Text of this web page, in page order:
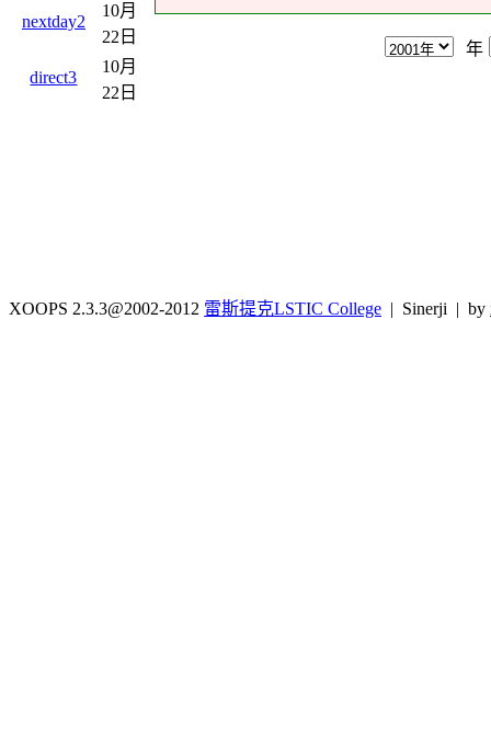
nextday2
10月
22日
direct3
10月
22日
年
XOOPS 2.3.3@2002-2012 雷斯提克LSTIC College | Sinerji | by